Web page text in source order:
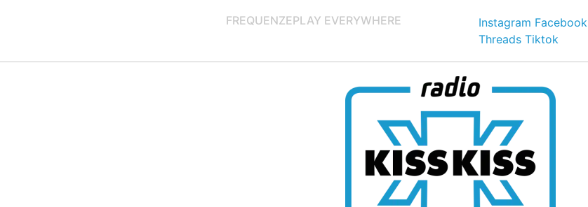
FREQUENZEPLAY EVERYWHERE Instagram Facebook
Threads Tiktok